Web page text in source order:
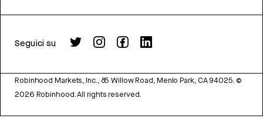
Seguici su
Robinhood Markets, Inc., 85 Willow Road, Menlo Park, CA 94025. ©
2026 Robinhood. All rights reserved.